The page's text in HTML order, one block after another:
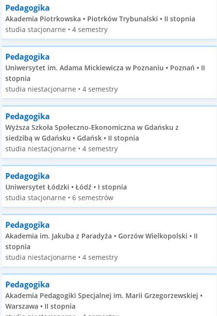
Pedagogika
Akademia Piotrkowska • Piotrków Trybunalski • II stopnia
studia stacjonarne • 4 semestry
Pedagogika
Uniwersytet im. Adama Mickiewicza w Poznaniu • Poznań • II
stopnia
studia niestacjonarne • 4 semestry
Pedagogika
Wyższa Szkoła Społeczno-Ekonomiczna w Gdańsku z
siedzibą w Gdańsku • Gdańsk • II stopnia
studia niestacjonarne • 4 semestry
Pedagogika
Uniwersytet Łódzki • Łódź • I stopnia
studia stacjonarne • 6 semestrów
Pedagogika
Akademia im. Jakuba z Paradyża • Gorzów Wielkopolski • II
stopnia
studia niestacjonarne • 4 semestry
Pedagogika
Akademia Pedagogiki Specjalnej im. Marii Grzegorzewskiej •
Warszawa • II stopnia